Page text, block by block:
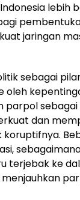
lebih
jaringan
sebagai
oleh
parpol
dan
koruptifnya.
terjebak ke